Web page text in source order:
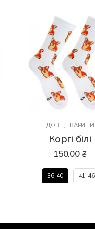
ДОВГІ, ТВАРИНИ
Коргі білі
150.00 ₴
36-40 41-46